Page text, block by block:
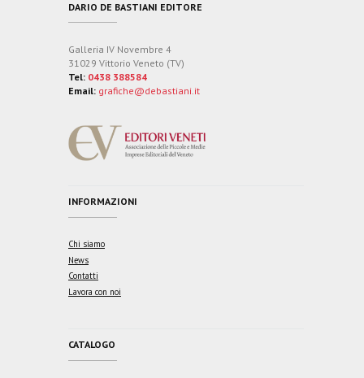
DARIO DE BASTIANI EDITORE
Galleria IV Novembre 4
31029 Vittorio Veneto (TV)
Tel: 0438 388584
Email: grafiche@debastiani.it
INFORMAZIONI
Chi siamo
News
Contatti
Lavora con noi
CATALOGO